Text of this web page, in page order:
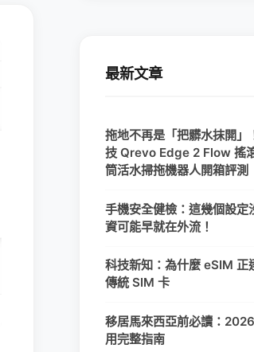
最新文章
拖地不再是「把髒水抹開」
技 Qrevo Edge 2 Flow 搖
筒活水掃拖機器人開箱評測
手機安全健檢：這幾個設定
資可能早就在外流！
科技新知：為什麼 eSIM 正
傳統 SIM 卡
移居馬來西亞前必讀：
用完整指南